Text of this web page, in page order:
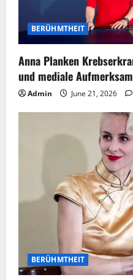
BERÜHMTHEIT
Anna Planken
und mediale
Admin June 21, 2026
BERÜHMTHEIT